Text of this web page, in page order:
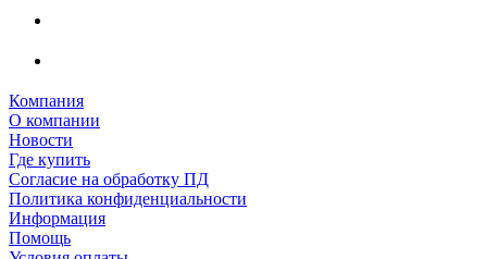
Компания
О компании
Новости
Где купить
Согласие на обработку ПД
Политика конфиденциальности
Информация
Помощь